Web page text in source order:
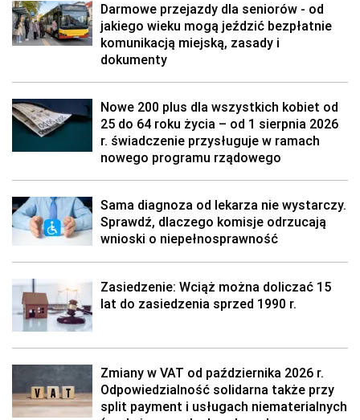
Darmowe przejazdy dla seniorów - od
jakiego wieku mogą jeździć bezpłatnie
komunikacją miejską, zasady i
dokumenty
Nowe 200 plus dla wszystkich kobiet od
25 do 64 roku życia – od 1 sierpnia 2026
r. świadczenie przysługuje w ramach
nowego programu rządowego
Sama diagnoza od lekarza nie wystarczy.
Sprawdź, dlaczego komisje odrzucają
wnioski o niepełnosprawność
Zasiedzenie: Wciąż można doliczać 15
lat do zasiedzenia sprzed 1990 r.
Zmiany w VAT od października 2026 r.
Odpowiedzialność solidarna także przy
split payment i usługach niematerialnych